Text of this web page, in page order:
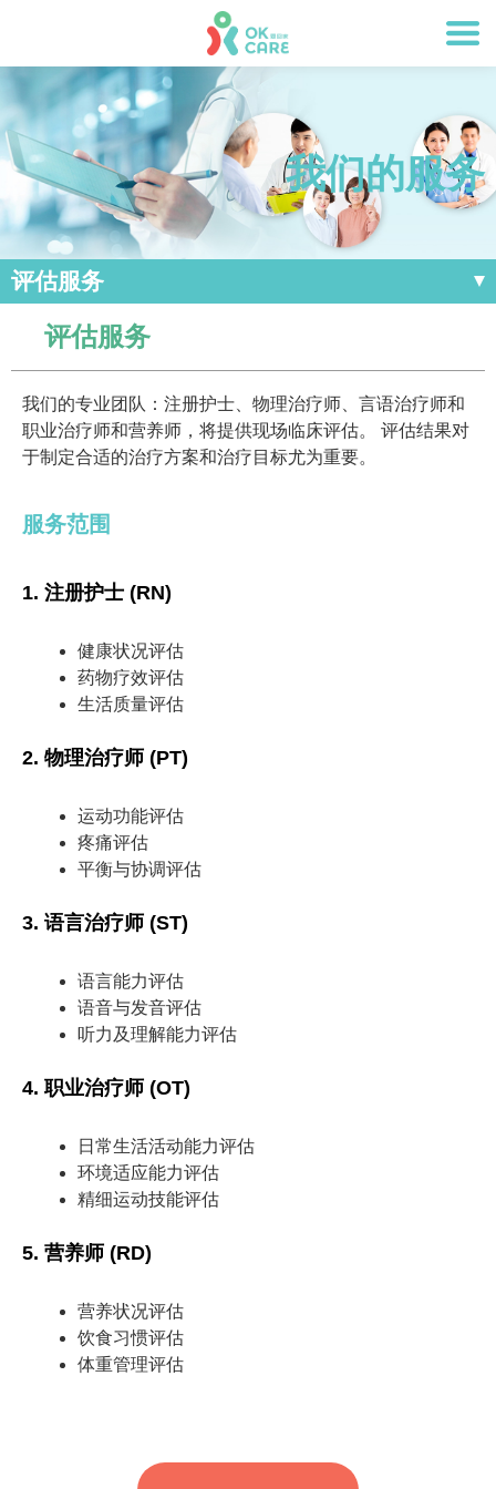
我们的服务
评估服务
评估服务
我们的专业团队：注册护士、物理治疗师、言语治疗师和
职业治疗师和营养师，将提供现场临床评估。 评估结果对
于制定合适的治疗方案和治疗目标尤为重要。
服务范围
1. 注册护士 (RN)
健康状况评估
药物疗效评估
生活质量评估
2. 物理治疗师 (PT)
运动功能评估
疼痛评估
平衡与协调评估
3. 语言治疗师 (ST)
语言能力评估
语音与发音评估
听力及理解能力评估
4. 职业治疗师 (OT)
日常生活活动能力评估
环境适应能力评估
精细运动技能评估
5. 营养师 (RD)
营养状况评估
饮食习惯评估
体重管理评估